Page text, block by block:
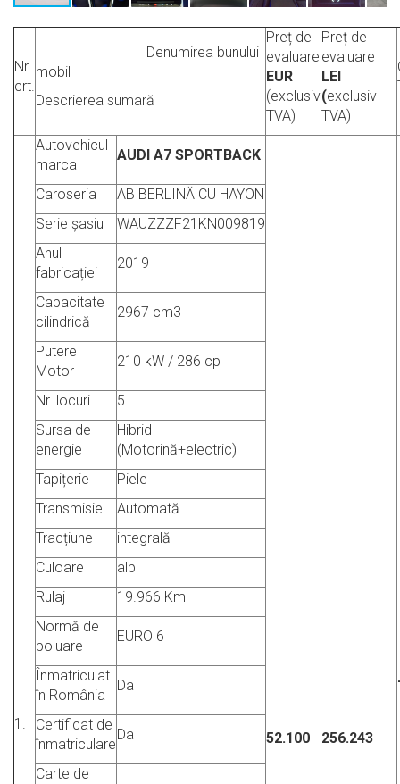
Nr.
crt.
Denumirea bunului
mobil
Descrierea sumară
Preț de
evaluare
EUR
(exclusiv
TVA)
Preț de
evaluare
LEI
(exclusiv
TVA)
1.
Autovehicul
marca
AUDI A7 SPORTBACK
52.100 256.243
Caroseria
AB BERLINĂ CU HAYON
Serie șasiu
WAUZZZF21KN009819
Anul
fabricației
2019
Capacitate
cilindrică
2967 cm3
Putere
Motor
210 kW / 286 cp
Nr. locuri
5
Sursa de
energie
Hibrid
(Motorină+electric)
Tapițerie
Piele
Transmisie
Automată
Tracțiune
integrală
Culoare
alb
Rulaj
19.966 Km
Normă de
poluare
EURO 6
Înmatriculat
în România
Da
Certificat de
înmatriculare
Da
Carte de